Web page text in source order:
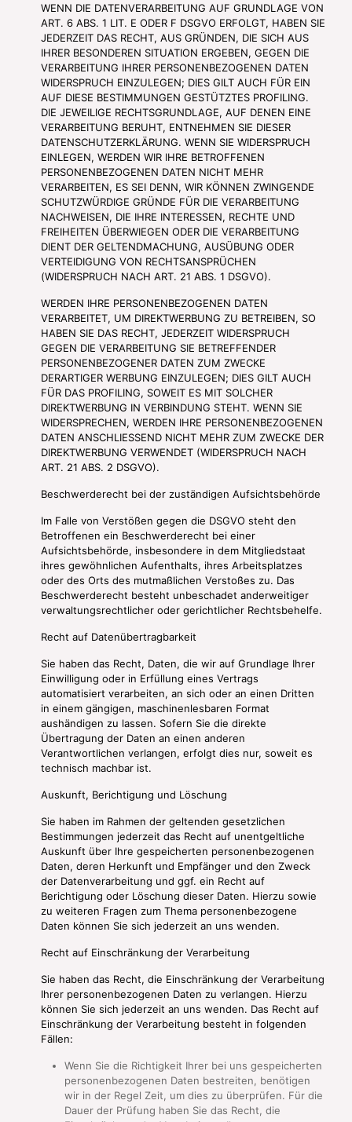
WENN DIE DATENVERARBEITUNG AUF GRUNDLAGE VON
ART. 6 ABS. 1 LIT. E ODER F DSGVO ERFOLGT, HABEN SIE
JEDERZEIT DAS RECHT, AUS GRÜNDEN, DIE SICH AUS
IHRER BESONDEREN SITUATION ERGEBEN, GEGEN DIE
VERARBEITUNG IHRER PERSONENBEZOGENEN DATEN
WIDERSPRUCH EINZULEGEN; DIES GILT AUCH FÜR EIN
AUF DIESE BESTIMMUNGEN GESTÜTZTES PROFILING.
DIE JEWEILIGE RECHTSGRUNDLAGE, AUF DENEN EINE
VERARBEITUNG BERUHT, ENTNEHMEN SIE DIESER
DATENSCHUTZERKLÄRUNG. WENN SIE WIDERSPRUCH
EINLEGEN, WERDEN WIR IHRE BETROFFENEN
PERSONENBEZOGENEN DATEN NICHT MEHR
VERARBEITEN, ES SEI DENN, WIR KÖNNEN ZWINGENDE
SCHUTZWÜRDIGE GRÜNDE FÜR DIE VERARBEITUNG
NACHWEISEN, DIE IHRE INTERESSEN, RECHTE UND
FREIHEITEN ÜBERWIEGEN ODER DIE VERARBEITUNG
DIENT DER GELTENDMACHUNG, AUSÜBUNG ODER
VERTEIDIGUNG VON RECHTSANSPRÜCHEN
(WIDERSPRUCH NACH ART. 21 ABS. 1 DSGVO).
WERDEN IHRE PERSONENBEZOGENEN DATEN
VERARBEITET, UM DIREKTWERBUNG ZU BETREIBEN, SO
HABEN SIE DAS RECHT, JEDERZEIT WIDERSPRUCH
GEGEN DIE VERARBEITUNG SIE BETREFFENDER
PERSONENBEZOGENER DATEN ZUM ZWECKE
DERARTIGER WERBUNG EINZULEGEN; DIES GILT AUCH
FÜR DAS PROFILING, SOWEIT ES MIT SOLCHER
DIREKTWERBUNG IN VERBINDUNG STEHT. WENN SIE
WIDERSPRECHEN, WERDEN IHRE PERSONENBEZOGENEN
DATEN ANSCHLIESSEND NICHT MEHR ZUM ZWECKE DER
DIREKTWERBUNG VERWENDET (WIDERSPRUCH NACH
ART. 21 ABS. 2 DSGVO).
Beschwerde­recht bei der zuständigen Aufsichts­behörde
Im Falle von Verstößen gegen die DSGVO steht den
Betroffenen ein Beschwerderecht bei einer
Aufsichtsbehörde, insbesondere in dem Mitgliedstaat
ihres gewöhnlichen Aufenthalts, ihres Arbeitsplatzes
oder des Orts des mutmaßlichen Verstoßes zu. Das
Beschwerderecht besteht unbeschadet anderweitiger
verwaltungsrechtlicher oder gerichtlicher Rechtsbehelfe.
Recht auf Daten­übertrag­barkeit
Sie haben das Recht, Daten, die wir auf Grundlage Ihrer
Einwilligung oder in Erfüllung eines Vertrags
automatisiert verarbeiten, an sich oder an einen Dritten
in einem gängigen, maschinenlesbaren Format
aushändigen zu lassen. Sofern Sie die direkte
Übertragung der Daten an einen anderen
Verantwortlichen verlangen, erfolgt dies nur, soweit es
technisch machbar ist.
Auskunft, Berichtigung und Löschung
Sie haben im Rahmen der geltenden gesetzlichen
Bestimmungen jederzeit das Recht auf unentgeltliche
Auskunft über Ihre gespeicherten personenbezogenen
Daten, deren Herkunft und Empfänger und den Zweck
der Datenverarbeitung und ggf. ein Recht auf
Berichtigung oder Löschung dieser Daten. Hierzu sowie
zu weiteren Fragen zum Thema personenbezogene
Daten können Sie sich jederzeit an uns wenden.
Recht auf Einschränkung der Verarbeitung
Sie haben das Recht, die Einschränkung der Verarbeitung
Ihrer personenbezogenen Daten zu verlangen. Hierzu
können Sie sich jederzeit an uns wenden. Das Recht auf
Einschränkung der Verarbeitung besteht in folgenden
Fällen:
Wenn Sie die Richtigkeit Ihrer bei uns gespeicherten
personenbezogenen Daten bestreiten, benötigen
wir in der Regel Zeit, um dies zu überprüfen. Für die
Dauer der Prüfung haben Sie das Recht, die